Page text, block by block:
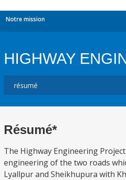
Notre mission
HIGHWAY
Résumé*
The Highway Engineering
engineering of the two roads
Lyallpur and Sheikhupura with